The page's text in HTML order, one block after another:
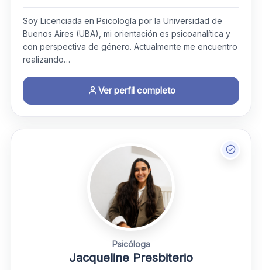
Soy Licenciada en Psicología por la Universidad de
Buenos Aires (UBA), mi orientación es psicoanalítica y
con perspectiva de género. Actualmente me encuentro
realizando…
Ver perfil completo
Psicóloga
Jacqueline Presbiterio